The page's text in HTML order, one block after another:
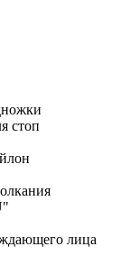
стоп
лица